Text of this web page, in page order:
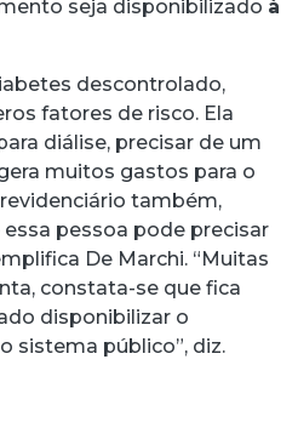
seja disponibilizado à
descontrolado,
fatores de risco. Ela
diálise, precisar de um
muitos gastos para o
também,
pessoa pode precisar
De Marchi. “Muitas
constata-se que fica
disponibilizar o
sistema público”, diz.